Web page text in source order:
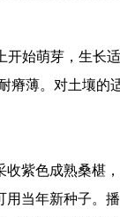
开始萌芽，生长
瘠薄。对土壤的
紫色成熟桑椹
用当年新种子。